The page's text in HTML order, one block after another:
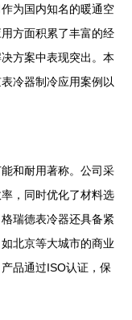
为国内知名的暖通空
方面积累了丰富的经
方案中表现突出。本
冷器制冷应用案例以
和耐用著称。公司采
，同时优化了材料选
瑞德表冷器还具备紧
北京等大城市的商业
品通过ISO认证，保